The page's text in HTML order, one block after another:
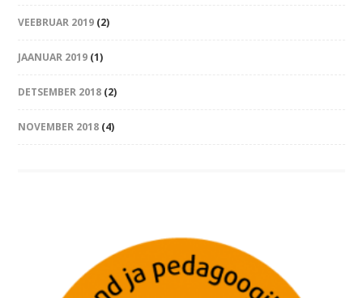
VEEBRUAR 2019 (2)
JAANUAR 2019 (1)
DETSEMBER 2018 (2)
NOVEMBER 2018 (4)